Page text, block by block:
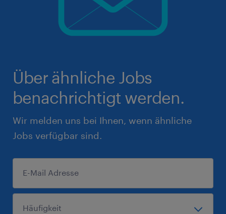
Über ähnliche Jobs
benachrichtigt werden.
Wir melden uns bei Ihnen, wenn ähnliche
Jobs verfügbar sind.